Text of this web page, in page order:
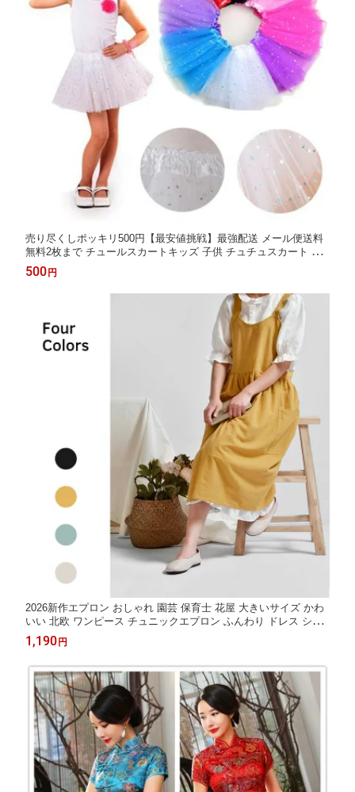
売り尽くしポッキリ500円【最安値挑戦】最強配送 メール便送料
無料2枚まで チュールスカートキッズ 子供 チュチュスカート キ
ッズ パニエ 子供 ダンス コスチューム 星柄 水玉柄 コスプレ スカ
ート キッズ 子供 春 夏 秋 冬 忘年会 発表会 運動会 新年会
500 円
2026新作エプロン おしゃれ 園芸 保育士 花屋 大きいサイズ かわ
いい 北欧 ワンピース チュニックエプロン ふんわり ドレス シン
プル 無地 綿100% 送料無料 母の日 プレゼント 幼稚園
1,190 円